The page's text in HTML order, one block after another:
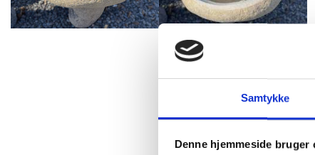
Samtykke
Denne hjemmeside bruger